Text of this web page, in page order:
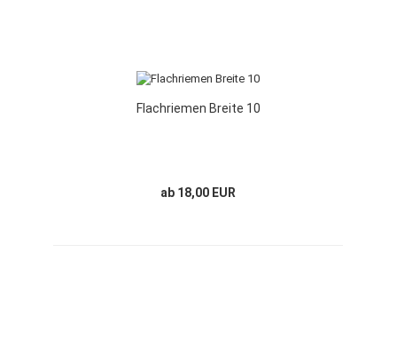
Flachriemen Breite 10
ab 18,00 EUR